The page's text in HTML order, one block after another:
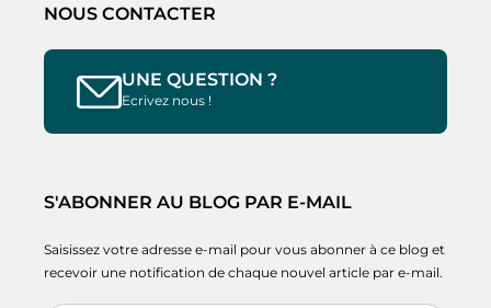
NOUS CONTACTER
UNE QUESTION ?
Ecrivez nous !
S'ABONNER AU BLOG PAR E-MAIL
Saisissez votre adresse e-mail pour vous abonner à ce blog et
recevoir une notification de chaque nouvel article par e-mail.